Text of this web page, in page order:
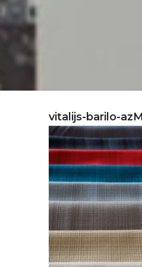
vitalijs-barilo-